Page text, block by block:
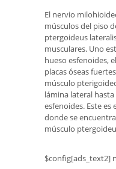
El nervio
músculos del piso
ptergoideus
musculares. Uno
hueso esfenoides,
placas óseas
músculo
lámina lateral
esfenoides. Este
donde se
músculo
$config[ads_text2]